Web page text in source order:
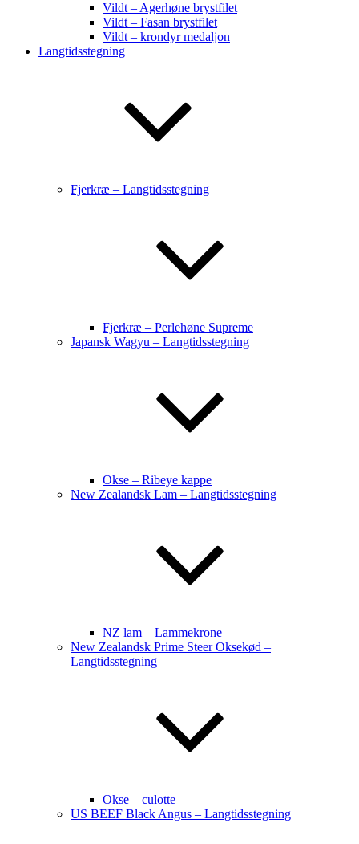
Vildt – Agerhøne brystfilet
Vildt – Fasan brystfilet
Vildt – krondyr medaljon
Langtidsstegning
Fjerkræ – Langtidsstegning
Fjerkræ – Perlehøne Supreme
Japansk Wagyu – Langtidsstegning
Okse – Ribeye kappe
New Zealandsk Lam – Langtidsstegning
NZ lam – Lammekrone
New Zealandsk Prime Steer Oksekød –
Langtidsstegning
Okse – culotte
US BEEF Black Angus – Langtidsstegning